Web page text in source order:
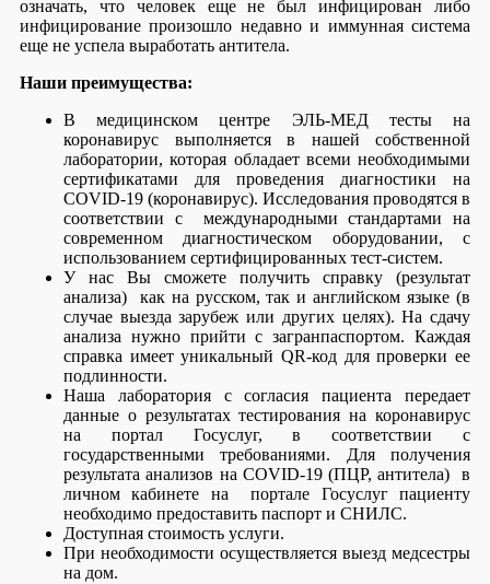
означать, что человек еще не был инфицирован либо
инфицирование произошло недавно и иммунная система
еще не успела выработать антитела.
Наши преимущества:
В медицинском центре ЭЛЬ-МЕД тесты на
коронавирус выполняется в нашей собственной
лаборатории, которая обладает всеми необходимыми
сертификатами для проведения диагностики на
COVID-19 (коронавирус). Исследования проводятся в
соответствии с международными стандартами на
современном диагностическом оборудовании, с
использованием сертифицированных тест-систем.
У нас Вы сможете получить справку (результат
анализа) как на русском, так и английском языке (в
случае выезда зарубеж или других целях). На сдачу
анализа нужно прийти с загранпаспортом. Каждая
справка имеет уникальный QR-код для проверки ее
подлинности.
Наша лаборатория с согласия пациента передает
данные о результатах тестирования на коронавирус
на портал Госуслуг, в соответствии с
государственными требованиями. Для получения
результата анализов на COVID-19 (ПЦР, антитела) в
личном кабинете на портале Госуслуг пациенту
необходимо предоставить паспорт и СНИЛС.
Доступная стоимость услуги.
При необходимости осуществляется выезд медсестры
на дом.